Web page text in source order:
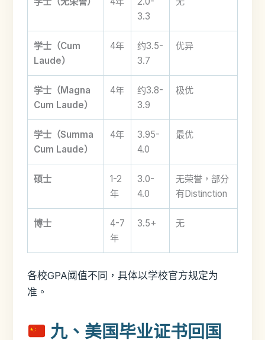
3.3
学士（Cum
Laude）
4年
约3.5-
3.7
优异
学士（Magna
Cum Laude）
4年
约3.8-
3.9
极优
学士（Summa
Cum Laude）
4年
3.95-
4.0
最优
硕士
1-2
年
3.0-
4.0
无荣誉，部分
有Distinction
博士
4-7
年
3.5+ 无
各校GPA阈值不同，具体以学校官方规定为
准。
九、美国毕业证书回国